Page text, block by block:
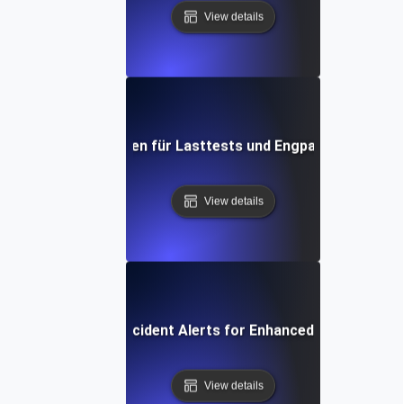
View details
APM-Lösungen für Lasttests und Engpasserkennung
View details
Automated Incident Alerts for Enhanced Load
View details